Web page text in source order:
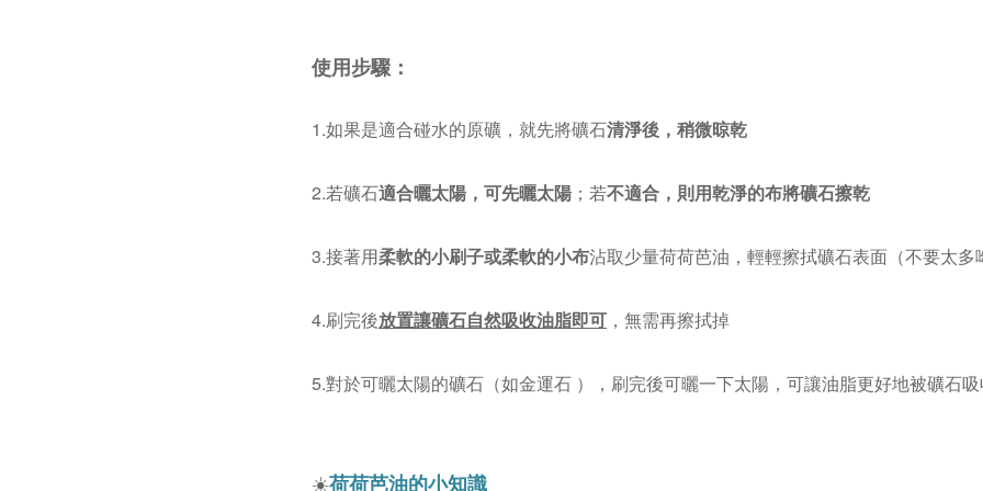
使用步驟：
1.如果是適合碰水的原礦，就先將礦石清淨後，稍微晾乾
2.若礦石適合曬太陽，可先曬太陽 ；若不適合，則用乾淨的布將礦石擦乾
3.接著用柔軟的小刷子或柔軟的小布沾取少量荷荷芭油，輕輕擦拭礦石表面（不要太多
4.刷完後放置讓礦石自然吸收油脂即可 ，無需再擦拭掉
5.對於可曬太陽的礦石（如金運石 ），刷完後可曬一下太陽，可讓油脂更好地被礦石吸
☀️荷荷芭油的小知識